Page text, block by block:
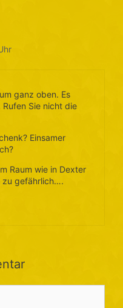
ganz oben. Es
Sie nicht die
Einsamer
Raum wie in Dexter
zu gefährlich….